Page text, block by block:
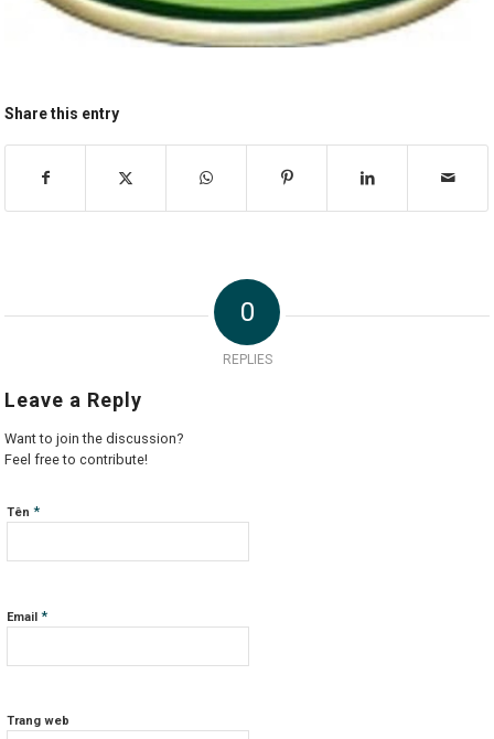
Share this entry
0
REPLIES
Leave a Reply
Want to join the discussion?
Feel free to contribute!
Tên*
Email*
Trang web